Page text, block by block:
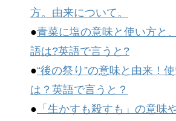
方。由来について。
●青菜に塩の意味と使い方と
語は?英語で言うと?
●“後の祭り”の意味と由来！
は？英語で言うと？
● 「生かすも殺すも」の意味